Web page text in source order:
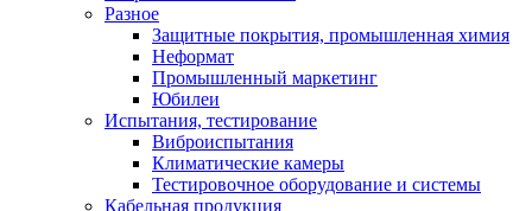
Разное
Защитные покрытия, промышленная химия
Неформат
Промышленный маркетинг
Юбилеи
Испытания, тестирование
Виброиспытания
Климатические камеры
Тестировочное оборудование и системы
Кабельная продукция